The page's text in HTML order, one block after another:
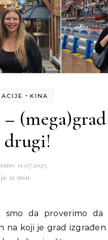
-KINA
11.07.2025.
21 min.
na koji je grad